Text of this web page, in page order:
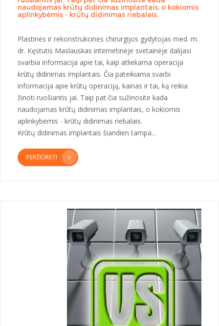
naudojamas krūtų didinimas implantais, o kokiomis
aplinkybėmis - krūtų didinimas riebalais.
Plastinės ir rekonstrukcinės chirurgijos gydytojas med. m.
dr. Kęstutis Maslauskas internetinėje svetainėje dalijasi
svarbia informacija apie tai, kaip atliekama operacija
krūtų didinimas implantais. Čia pateikiama svarbi
informacija apie krūtų operaciją, kainas ir tai, ką reikia
žinoti ruošiantis jai. Taip pat čia sužinosite kada
naudojamas krūtų didinimas implantais, o kokiomis
aplinkybėmis - krūtų didinimas riebalais.
Krūtų didinimas implantais šiandien tampa...
PERŽIŪRĖTI